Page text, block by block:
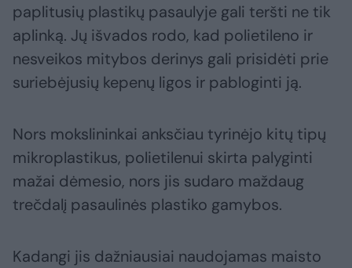
paplitusių plastikų pasaulyje gali teršti ne tik
aplinką. Jų išvados rodo, kad polietileno ir
nesveikos mitybos derinys gali prisidėti prie
suriebėjusių kepenų ligos ir pabloginti ją.
Nors mokslininkai anksčiau tyrinėjo kitų tipų
mikroplastikus, polietilenui skirta palyginti
mažai dėmesio, nors jis sudaro maždaug
trečdalį pasaulinės plastiko gamybos.
Kadangi jis dažniausiai naudojamas maisto